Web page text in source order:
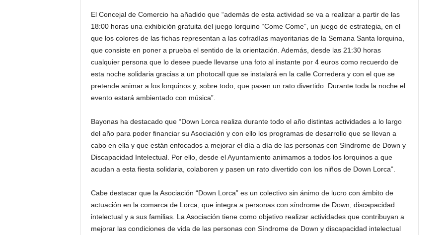
El Concejal de Comercio ha añadido que “además de esta actividad se va a realizar a partir de las
18:00 horas una exhibición gratuita del juego lorquino “Come Come”, un juego de estrategia, en el
que los colores de las fichas representan a las cofradías mayoritarias de la Semana Santa lorquina,
que consiste en poner a prueba el sentido de la orientación. Además, desde las 21:30 horas
cualquier persona que lo desee puede llevarse una foto al instante por 4 euros como recuerdo de
esta noche solidaria gracias a un photocall que se instalará en la calle Corredera y con el que se
pretende animar a los lorquinos y, sobre todo, que pasen un rato divertido. Durante toda la noche el
evento estará ambientado con música”.
Bayonas ha destacado que “Down Lorca realiza durante todo el año distintas actividades a lo largo
del año para poder financiar su Asociación y con ello los programas de desarrollo que se llevan a
cabo en ella y que están enfocados a mejorar el día a día de las personas con Síndrome de Down y
Discapacidad Intelectual. Por ello, desde el Ayuntamiento animamos a todos los lorquinos a que
acudan a esta fiesta solidaria, colaboren y pasen un rato divertido con los niños de Down Lorca”.
Cabe destacar que la Asociación “Down Lorca” es un colectivo sin ánimo de lucro con ámbito de
actuación en la comarca de Lorca, que integra a personas con síndrome de Down, discapacidad
intelectual y a sus familias. La Asociación tiene como objetivo realizar actividades que contribuyan a
mejorar las condiciones de vida de las personas con Síndrome de Down y discapacidad intelectual